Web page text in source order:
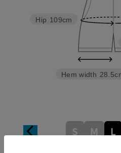
Hem width
Hip 109cm
S M L